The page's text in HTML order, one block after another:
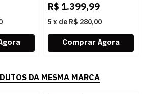
R$ 1.399,99
5 x de R$ 280,00
DA MESMA MARCA